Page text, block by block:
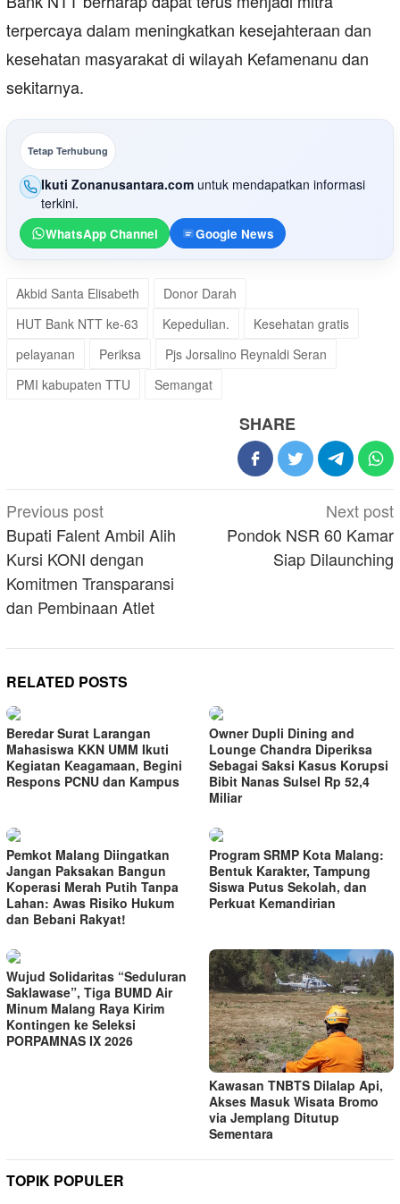
terpercaya dalam meningkatkan kesejahteraan dan
kesehatan masyarakat di wilayah Kefamenanu dan
sekitarnya.
Tetap Terhubung
Ikuti Zonanusantara.com untuk mendapatkan informasi
terkini.
WhatsApp Channel Google News
Akbid Santa Elisabeth
Donor Darah
HUT Bank NTT ke-63
Kepedulian.
Kesehatan gratis
pelayanan
Periksa
Pjs Jorsalino Reynaldi Seran
PMI kabupaten TTU
Semangat
SHARE
Post
navigation
Previous post
Bupati Falent Ambil Alih
Kursi KONI dengan
Komitmen Transparansi
dan Pembinaan Atlet
Next post
Pondok NSR 60 Kamar
Siap Dilaunching
RELATED POSTS
Beredar Surat Larangan
Mahasiswa KKN UMM Ikuti
Kegiatan Keagamaan, Begini
Respons PCNU dan Kampus
Owner Dupli Dining and
Lounge Chandra Diperiksa
Sebagai Saksi Kasus Korupsi
Bibit Nanas Sulsel Rp 52,4
Miliar
Pemkot Malang Diingatkan
Jangan Paksakan Bangun
Koperasi Merah Putih Tanpa
Lahan: Awas Risiko Hukum
dan Bebani Rakyat!
Program SRMP Kota Malang:
Bentuk Karakter, Tampung
Siswa Putus Sekolah, dan
Perkuat Kemandirian
Wujud Solidaritas “Seduluran
Saklawase”, Tiga BUMD Air
Minum Malang Raya Kirim
Kontingen ke Seleksi
PORPAMNAS IX 2026
Kawasan TNBTS Dilalap Api,
Akses Masuk Wisata Bromo
via Jemplang Ditutup
Sementara
TOPIK POPULER